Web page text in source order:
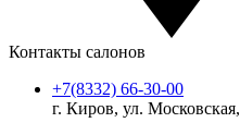
Контакты салонов
+7(8332) 66-30-00
г. Киров, ул.